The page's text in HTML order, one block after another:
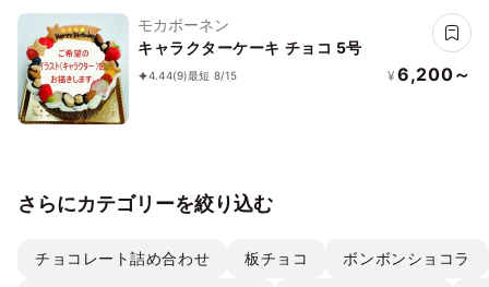
モカボーネン
キャラクターケーキ チョコ 5号
4.44(9)最短 8/15 ¥ 6,200～
さらにカテゴリーを絞り込む
チョコレート詰め合わせ 板チョコ ボンボンショコラ